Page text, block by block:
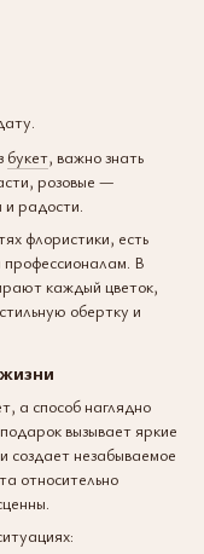
букет, важно знать
розовые —
радости.
флористики, есть
профессионалам. В
каждый цветок,
обертку и
а способ наглядно
вызывает яркие
создает незабываемое
относительно